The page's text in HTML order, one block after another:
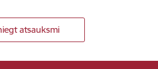
atsauksmi